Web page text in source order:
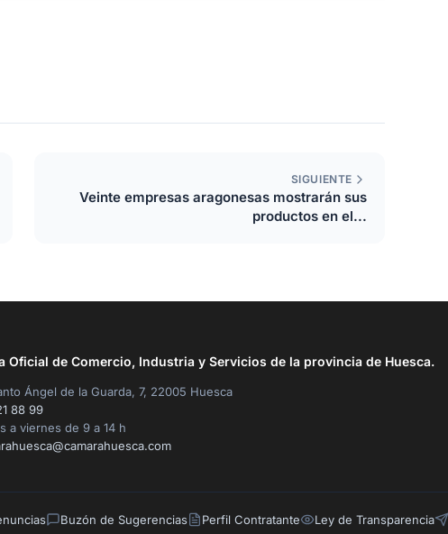
SIGUIENTE
Veinte empresas aragonesas mostrarán sus
productos en el...
Oficial de Comercio, Industria y Servicios de la provincia de Huesca.
Ángel de la Guarda, 7, 22005 Huesca
88 99
a viernes de 9 a 14 h
Buzón de Sugerencias Perfil Contratante Ley de Transparencia